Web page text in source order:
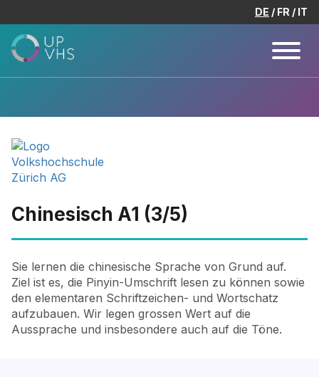
DE FR IT
Chinesisch A1 (3/5)
Sie lernen die chinesische Sprache von Grund auf.
Ziel ist es, die Pinyin-Umschrift lesen zu können sowie
den elementaren Schriftzeichen- und Wortschatz
aufzubauen. Wir legen grossen Wert auf die
Aussprache und insbesondere auch auf die Töne.